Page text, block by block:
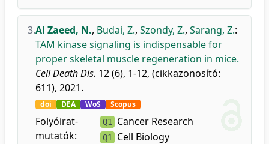
3.Al Zaeed, N., Budai, Z., Szondy, Z., Sarang, Z.:
TAM kinase signaling is indispensable for
proper skeletal muscle regeneration in mice.
Cell Death Dis. 12 (6), 1-12, (cikkazonosító:
611), 2021.
doi DEA WoS Scopus
Folyóirat-
mutatók:
Q1 Cancer Research
Q1 Cell Biology